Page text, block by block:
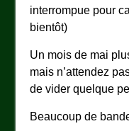
interrompue pour
bientôt)
Un mois de mai
mais n’attendez
de vider quelque
Beaucoup de